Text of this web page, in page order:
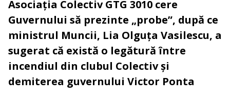
Asociația Colectiv GTG 3010 cere
Guvernului să prezinte „probe”, după ce
ministrul Muncii, Lia Olguța Vasilescu, a
sugerat că există o legătură între
incendiul din clubul Colectiv și
demiterea guvernului Victor Ponta